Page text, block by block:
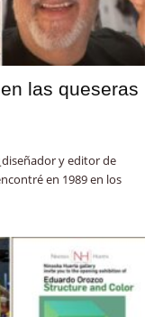
las queseras
y editor de
en 1989 en los